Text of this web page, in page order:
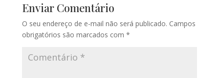
Enviar Comentário
O seu endereço de e-mail não será publicado. Campos
obrigatórios são marcados com *